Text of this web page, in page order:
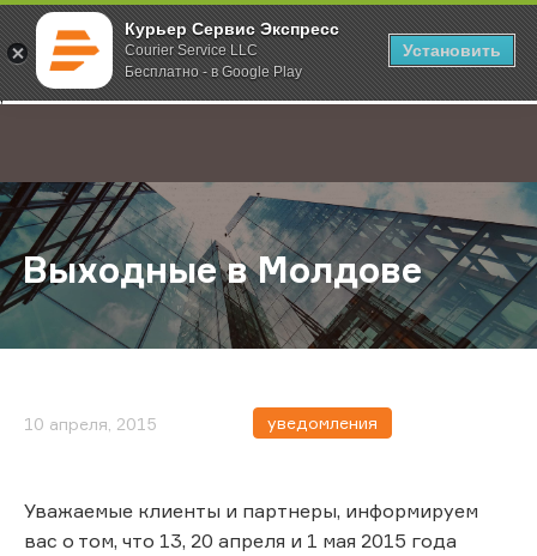
Курьер Сервис Экспресс
Courier Service LLC
Бесплатно - в Google Play
Установить
;
Главная О компании Новости Выходные в Молдове
Выходные в Молдове
10 апреля, 2015 уведомления
Уважаемые клиенты и партнеры, информируем
вас о том, что 13, 20 апреля и 1 мая 2015 года